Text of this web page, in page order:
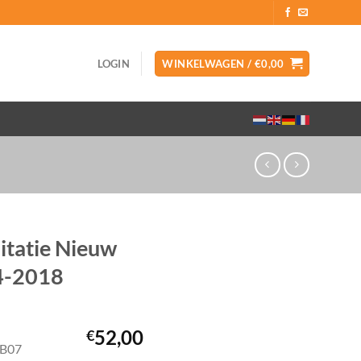
LOGIN WINKELWAGEN / €0,00
Nieuw
2018
€52,00